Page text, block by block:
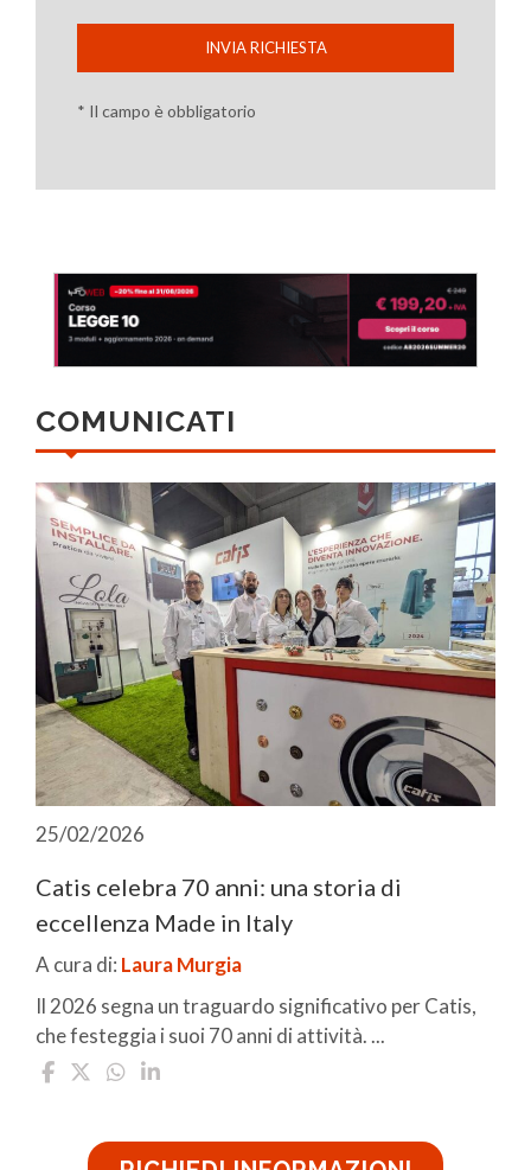
INVIA RICHIESTA
* Il campo è obbligatorio
COMUNICATI
25/02/2026
Catis celebra 70 anni: una storia di
eccellenza Made in Italy
A cura di: Laura Murgia
Il 2026 segna un traguardo significativo per Catis,
che festeggia i suoi 70 anni di attività. ...